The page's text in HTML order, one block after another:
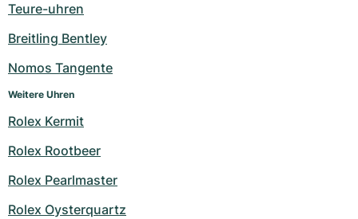
Teure-uhren
Breitling Bentley
Nomos Tangente
Weitere Uhren
Rolex Kermit
Rolex Rootbeer
Rolex Pearlmaster
Rolex Oysterquartz